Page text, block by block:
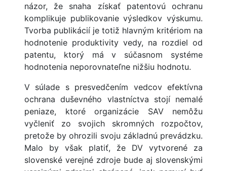
názor, že snaha získať patentovú ochranu
komplikuje publikovanie výsledkov výskumu.
Tvorba publikácií je totiž hlavným kritériom na
hodnotenie produktivity vedy, na rozdiel od
patentu, ktorý má v súčasnom systéme
hodnotenia neporovnateľne nižšiu hodnotu.
V súlade s presvedčením vedcov efektívna
ochrana duševného vlastníctva stojí nemalé
peniaze, ktoré organizácie SAV nemôžu
vyčleniť zo svojich skromných rozpočtov,
pretože by ohrozili svoju základnú prevádzku.
Malo by však platiť, že DV vytvorené za
slovenské verejné zdroje bude aj slovenskými